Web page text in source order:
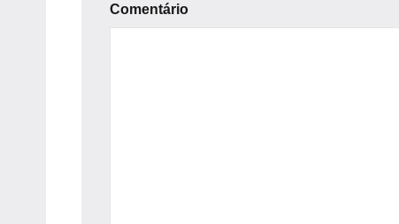
Comentário